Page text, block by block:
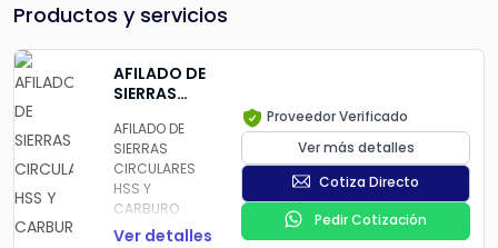
Productos y servicios
AFILADO DE
SIERRAS
HSS Y
CARBURO
AFILADO DE
SIERRAS
CIRCULARES
HSS Y
CARBURO
Ver detalles
Proveedor Verificado
Ver más detalles
Cotiza Directo
Pedir Cotización